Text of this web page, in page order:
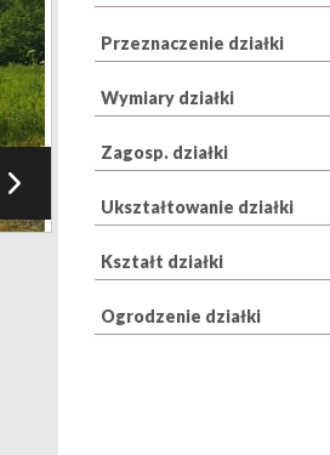
Przeznaczenie działki
Wymiary działki
Zagosp. działki
Ukształtowanie działki
Kształt działki
Ogrodzenie działki